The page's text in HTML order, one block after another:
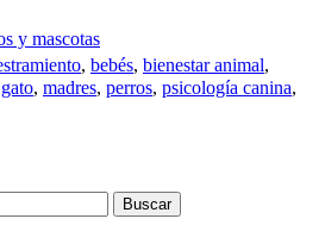
y mascotas
, bebés, bienestar animal,
gato, madres, perros, psicología canina,